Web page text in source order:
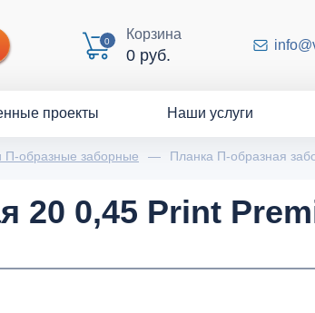
0 Корзина
0 руб.
проекты Наши услуги
П-образные заборные — Планка П-образная
20 0,45 Print